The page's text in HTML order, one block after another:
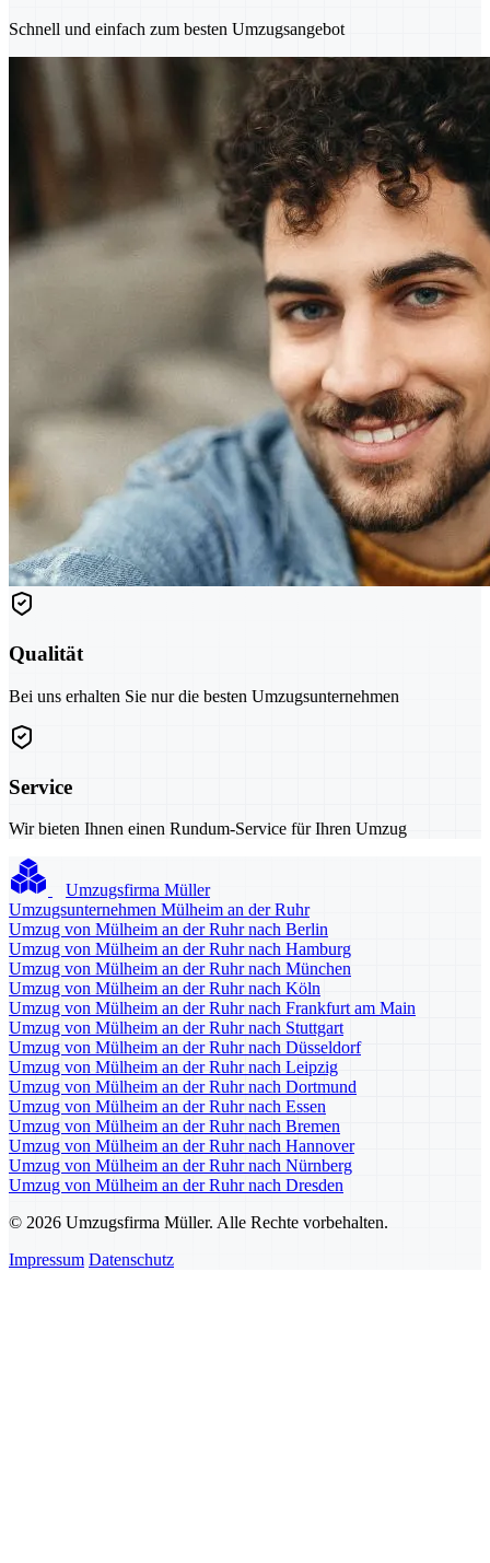
Schnell und einfach zum besten Umzugsangebot
Qualität
Bei uns erhalten Sie nur die besten Umzugsunternehmen
Service
Wir bieten Ihnen einen Rundum-Service für Ihren Umzug
Umzugsfirma Müller
Umzugsunternehmen Mülheim an der Ruhr
Umzug von Mülheim an der Ruhr nach Berlin
Umzug von Mülheim an der Ruhr nach Hamburg
Umzug von Mülheim an der Ruhr nach München
Umzug von Mülheim an der Ruhr nach Köln
Umzug von Mülheim an der Ruhr nach Frankfurt am Main
Umzug von Mülheim an der Ruhr nach Stuttgart
Umzug von Mülheim an der Ruhr nach Düsseldorf
Umzug von Mülheim an der Ruhr nach Leipzig
Umzug von Mülheim an der Ruhr nach Dortmund
Umzug von Mülheim an der Ruhr nach Essen
Umzug von Mülheim an der Ruhr nach Bremen
Umzug von Mülheim an der Ruhr nach Hannover
Umzug von Mülheim an der Ruhr nach Nürnberg
Umzug von Mülheim an der Ruhr nach Dresden
© 2026 Umzugsfirma Müller. Alle Rechte vorbehalten.
Impressum Datenschutz